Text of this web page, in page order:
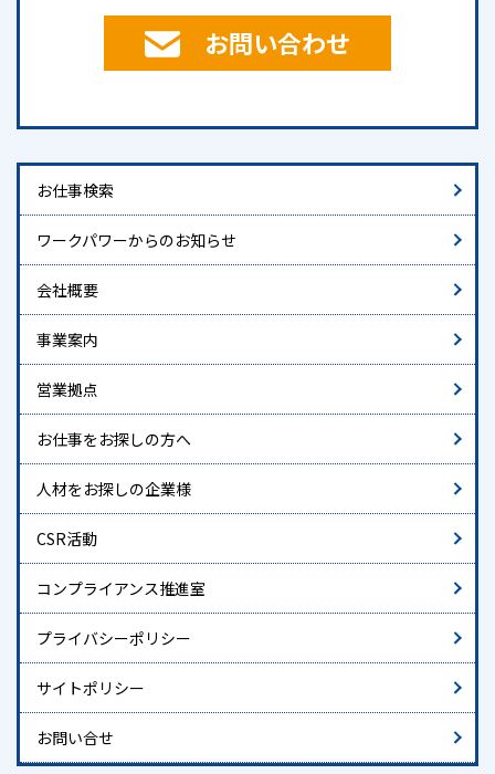
お問い合わせ
お仕事検索
ワークパワーからのお知らせ
会社概要
事業案内
営業拠点
お仕事をお探しの方へ
人材をお探しの企業様
CSR活動
コンプライアンス推進室
プライバシーポリシー
サイトポリシー
お問い合せ